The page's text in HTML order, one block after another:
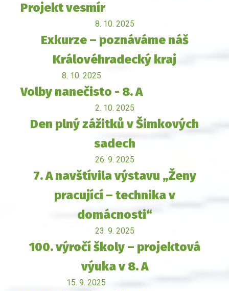
Projekt vesmír
8. 10. 2025
Exkurze – poznáváme náš
Královéhradecký kraj
8. 10. 2025
Volby nanečisto - 8. A
2. 10. 2025
Den plný zážitků v Šimkových
sadech
26. 9. 2025
7. A navštívila výstavu „Ženy
pracující – technika v
domácnosti“
23. 9. 2025
100. výročí školy – projektová
výuka v 8. A
15. 9. 2025